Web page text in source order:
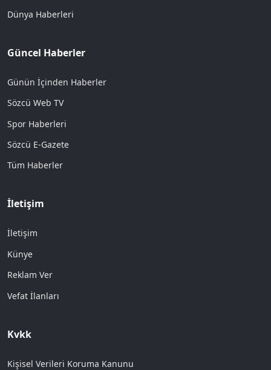
Dünya Haberleri
Güncel Haberler
Günün İçinden Haberler
Sözcü Web TV
Spor Haberleri
Sözcü E-Gazete
Tüm Haberler
İletişim
İletişim
Künye
Reklam Ver
Vefat İlanları
Kvkk
Kişisel Verileri Koruma Kanunu